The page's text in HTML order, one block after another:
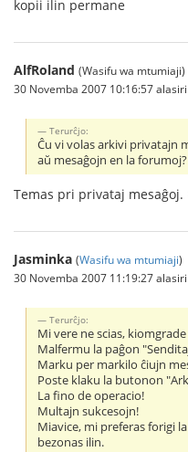
kopii ilin permane
AlfRoland (Wasifu wa mtumiaji)
30 Novemba 2007 10:16:57 alasiri
Terurĉjo:
Ĉu vi volas arkivi privatajn
aŭ mesaĝojn en la forumoj?
Temas pri privataj
Jasminka (Wasifu wa mtumiaji)
30 Novemba 2007 11:19:27 alasiri
Terurĉjo:
Mi vere ne scias,
Malfermu la paĝon
Marku per markilo ĉiujn
Poste klaku la butonon
La fino de operacio!
Multajn sukcesojn!
Miavice, mi preferas forigi
bezonas ilin.